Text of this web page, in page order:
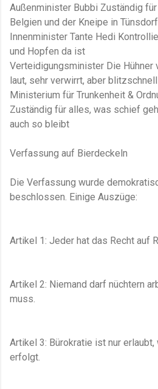
Außenminister Bubbi Zuständig
Belgien und der Kneipe in Tünsdorf
Innenminister Tante Hedi
und Hopfen da ist
Verteidigungsminister Die
laut, sehr verwirrt, aber
Ministerium für Trunkenheit &
Zuständig für alles, was schief
auch so bleibt
Verfassung auf Bierdeckeln
Die Verfassung wurde
beschlossen. Einige Auszüge:
Artikel 1: Jeder hat das Recht auf
Artikel 2: Niemand darf nüchtern
muss.
Artikel 3: Bürokratie ist nur erlaubt,
erfolgt.